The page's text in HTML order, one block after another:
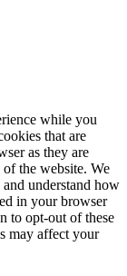
while you
that are
as they are
the website. We
understand how
in your browser
to opt-out of these
may affect your